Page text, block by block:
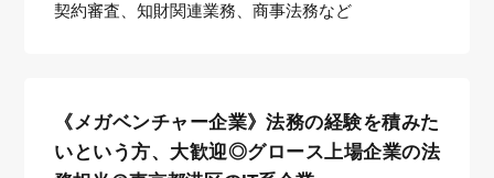
契約審査、知財関連業務、商事法務など
《メガベンチャー企業》法務の経験を積みた
いという方、大歓迎◎グロース上場企業の法